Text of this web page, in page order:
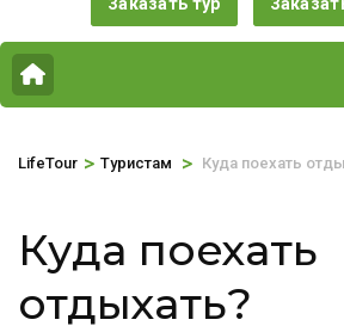
LifeTour > Туристам > Куда поехать
Куда поехать
отдыхать?